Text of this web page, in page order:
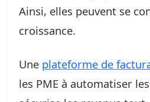
Ainsi, elles peuvent se
croissance.
Une plateforme de
les PME à automatiser